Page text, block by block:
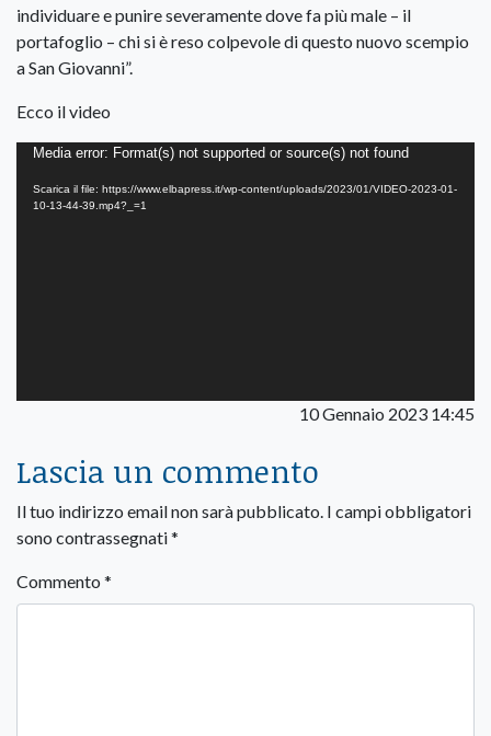
individuare e punire severamente dove fa più male – il
portafoglio – chi si è reso colpevole di questo nuovo scempio
a San Giovanni”.
Ecco il video
Video
Media error: Format(s) not supported or source(s) not found
Scarica il file: https://www.elbapress.it/wp-content/uploads/2023/01/VIDEO-2023-01-
10-13-44-39.mp4?_=1
10 Gennaio 2023 14:45
Lascia un commento
Il tuo indirizzo email non sarà pubblicato. I campi obbligatori
sono contrassegnati*
Commento *